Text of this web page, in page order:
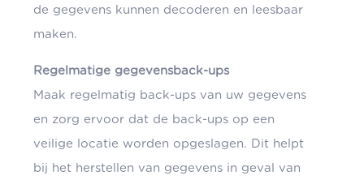
de gegevens kunnen decoderen en leesbaar
maken.
Regelmatige gegevensback-ups
Maak regelmatig back-ups van uw gegevens
en zorg ervoor dat de back-ups op een
veilige locatie worden opgeslagen. Dit helpt
bij het herstellen van gegevens in geval van